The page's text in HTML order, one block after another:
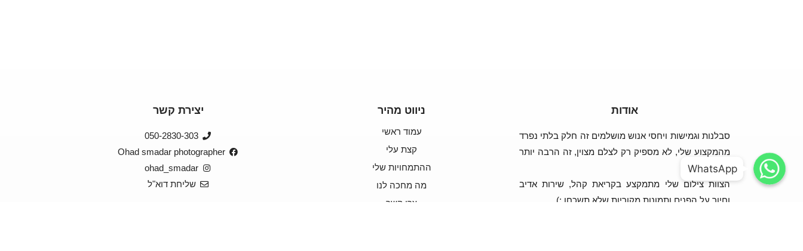
אודות
סבלנות וגמישות ויחסי אנוש מושלמים זה חלק בלתי נפרד
מהמקצוע שלי, לא מספיק רק לצלם מצוין, זה הרבה יותר
מזה!
הצוות צילום שלי מתמקצע בקריאת קהל, שירות אדיב
וחיוך על הפנים ותמונות מקוריות שלא תשכחו :)
ניווט מהיר
עמוד ראשי
קצת עלי
ההתמחויות שלי
מה מחכה לנו
צרו קשר
יצירת קשר
050-2830-303
Ohad smadar photographer
ohad_smadar
שליחת דוא"ל
WhatsApp
WhatsApp
WhatsApp
WhatsApp